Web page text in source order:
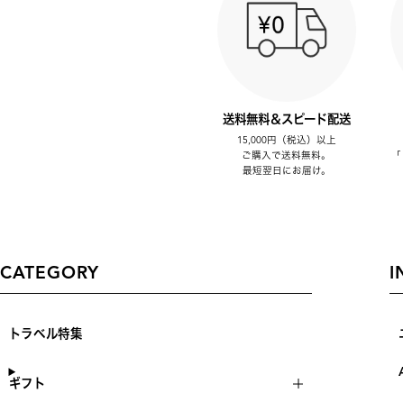
送料無料＆スピード配送
15,000円（税込）以上
ご購入で送料無料。
最短翌日にお届け。
CATEGORY
トラベル特集
ギフト